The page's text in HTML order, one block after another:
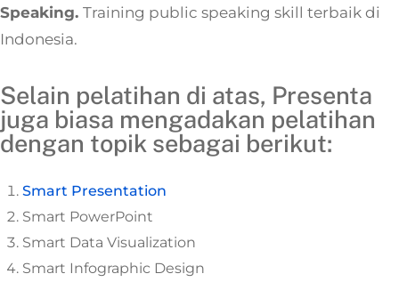
Speaking. Training public speaking skill terbaik di
Indonesia.
Selain pelatihan di atas, Presenta
juga biasa mengadakan pelatihan
dengan topik sebagai berikut:
Smart Presentation
Smart PowerPoint
Smart Data Visualization
Smart Infographic Design